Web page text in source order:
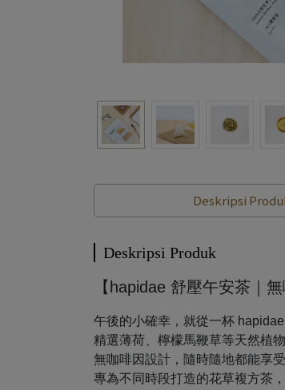
Deskripsi
Deskripsi Produk
【hapidae 舒壓午安茶｜
午後的小確幸，就從一杯 hapidae
精選薄荷、檸檬馬鞭草等天然植
無咖啡因設計，隨時隨地都能享
專為不同時段打造的花草複方茶